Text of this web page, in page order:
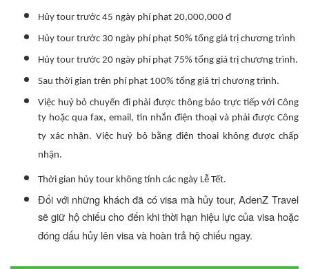
Hủy tour trước 45 ngày phí phạt 20,000,000 đ
Hủy tour trước 30 ngày phí phạt 50% tổng giá trị chương trình
Hủy tour trước 20 ngày phí phạt 75% tổng giá trị chương trình.
Sau thời gian trên phí phạt 100% tổng giá trị chương trình.
Việc huỷ bỏ chuyến đi phải được thông báo trực tiếp với Công
ty hoặc qua fax, email, tin nhắn điện thoại và phải được Công
ty xác nhận. Việc huỷ bỏ bằng điện thoại không được chấp
nhận.
Thời gian hủy tour không tính các ngày Lễ Tết.
Đối với những khách đã có visa mà hủy tour, AdenZ Travel
sẽ giữ hộ chiếu cho đến khi thời hạn hiệu lực của visa hoặc
đóng dấu hủy lên visa và hoàn trả hộ chiếu ngay.